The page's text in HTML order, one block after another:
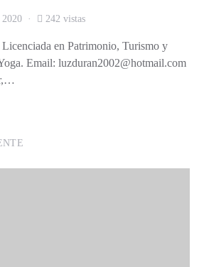
242 vistas
en Patrimonio, Turismo y
Email: luzduran2002@hotmail.com